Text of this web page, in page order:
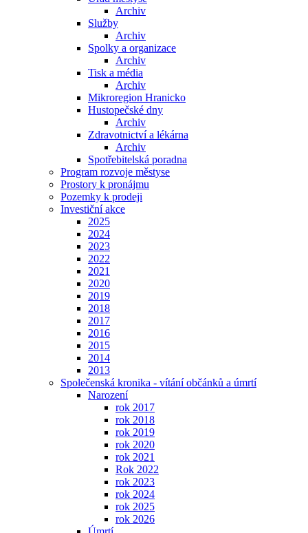
Archiv
Služby
Archiv
Spolky a organizace
Archiv
Tisk a média
Archiv
Mikroregion Hranicko
Hustopečské dny
Archiv
Zdravotnictví a lékárna
Archiv
Spotřebitelská poradna
Program rozvoje městyse
Prostory k pronájmu
Pozemky k prodeji
Investiční akce
2025
2024
2023
2022
2021
2020
2019
2018
2017
2016
2015
2014
2013
Společenská kronika - vítání občánků a úmrtí
Narození
rok 2017
rok 2018
rok 2019
rok 2020
rok 2021
Rok 2022
rok 2023
rok 2024
rok 2025
rok 2026